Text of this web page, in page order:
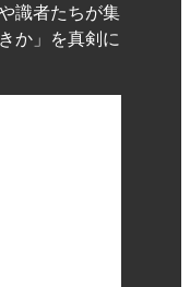
識者たちが集
か」を真剣に